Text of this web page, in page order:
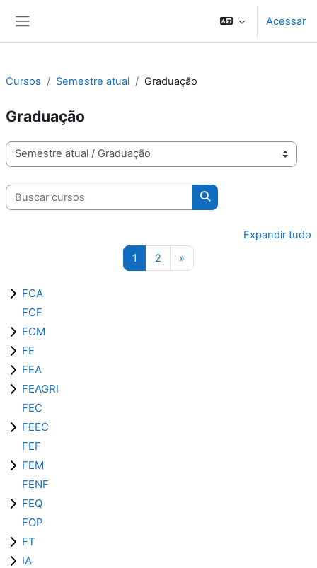
Acessar
Cursos Semestre atual Graduação
Graduação
Categorias de Cursos
Buscar cursos
Buscar cursos
Expandir tudo
1 Página 1
2 Página 2
»
FCA
FCF
FCM
FE
FEA
FEAGRI
FEC
FEEC
FEF
FEM
FENF
FEQ
FOP
FT
IA